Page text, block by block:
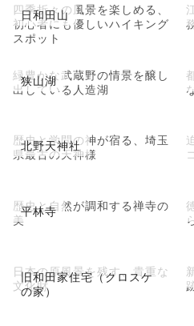
日和田山
四季折々の風景を楽しめる、
初心者にも優しいハイキング
スポット
狭山湖
緑豊かな武蔵野の情景を醸し
出している人造湖
北野天神社
歴史と学問の神が宿る、埼玉
県最古の天神様
平林寺
歴史と自然が調和する禅寺の
美
旧和田家住宅（クロスケ
の家）
日本の原風景を残す、貴重な
文化財